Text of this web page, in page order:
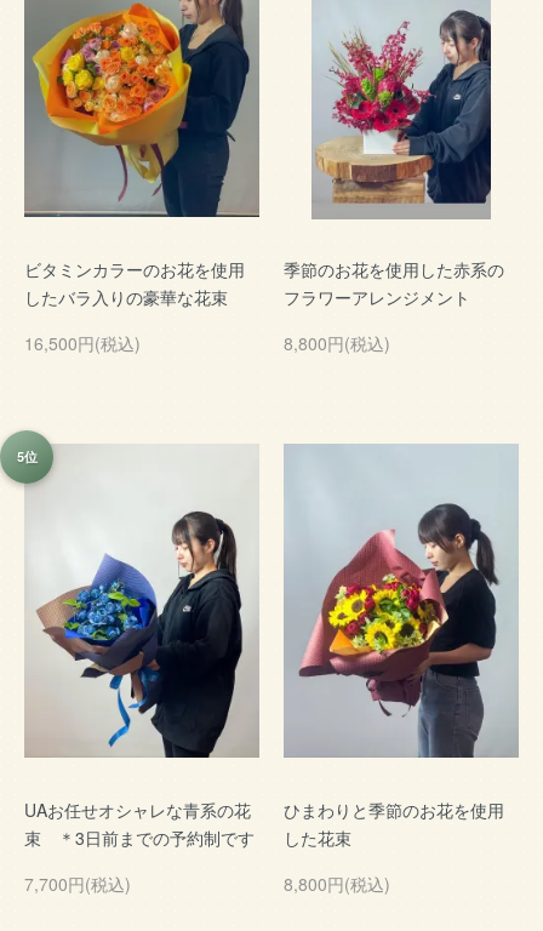
ビタミンカラーのお花を使用
したバラ入りの豪華な花束
16,500円(税込)
季節のお花を使用した赤系の
フラワーアレンジメント
8,800円(税込)
UAお任せオシャレな青系の花
束 ＊3日前までの予約制です
7,700円(税込)
5位
ひまわりと季節のお花を使用
した花束
8,800円(税込)